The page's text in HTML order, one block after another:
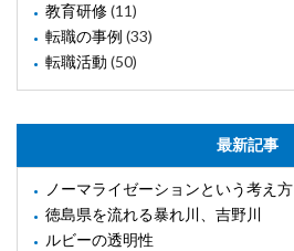
教育研修(11)
転職の事例 (33)
転職活動 (50)
最新記事
ノーマライゼーションという考え方
徳島県を流れる暴れ川、吉野川
ルビーの透明性